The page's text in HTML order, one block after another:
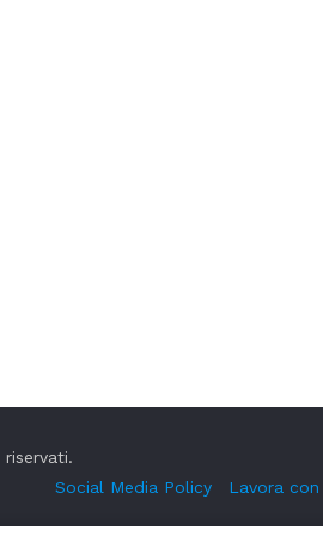
Social Media Policy Lavora